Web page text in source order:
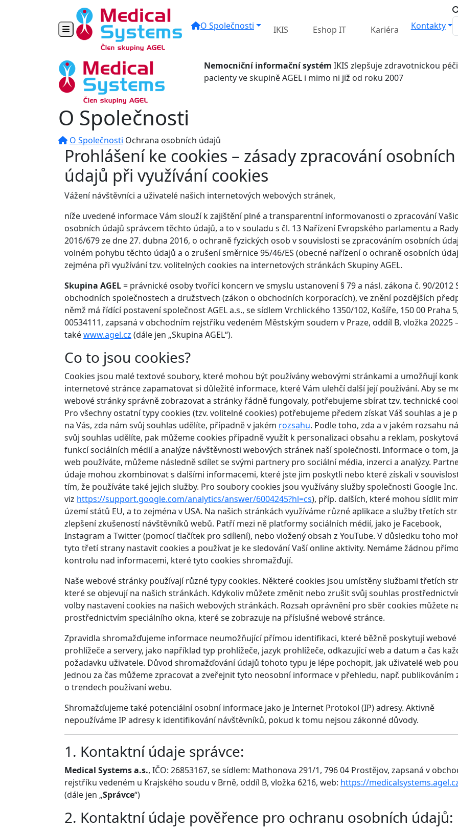
Toggle navigation O Společnosti IKIS Eshop IT Kariéra
Kontakty
Nemocniční informační systém IKIS zlepšuje zdravotnickou
pacienty ve skupině AGEL i mimo ni již od roku 2007
O Společnosti
O Společnosti Ochrana osobních údajů
Prohlášení ke cookies – zásady zpracování osobních
údajů při využívání cookies
Vážení návštěvníci a uživatelé našich internetových webových stránek,
níže uvedené informace Vám slouží k zajištění plné a transparentní informovanosti o zpracování
osobních údajů správcem těchto údajů, a to v souladu s čl. 13 Nařízení Evropského parlamentu a
2016/679 ze dne 27. dubna 2016, o ochraně fyzických osob v souvislosti se zpracováním osobních
volném pohybu těchto údajů a o zrušení směrnice 95/46/ES (obecné nařízení o ochraně osobních
zejména při využívání tzv. volitelných cookies na internetových stránkách Skupiny AGEL.
Skupina AGEL= právnické osoby tvořící koncern ve smyslu ustanovení § 79 a násl. zákona č. 90/2012
obchodních společnostech a družstvech (zákon o obchodních korporacích), ve znění pozdějších
němž má řídící postavení společnost AGEL a.s., se sídlem Vrchlického 1350/102, Košíře, 150 00 Praha
00534111, zapsaná v obchodním rejstříku vedeném Městským soudem v Praze, oddíl B, vložka 20225
takéwww.agel.cz (dále jen „Skupina AGEL“).
Co to jsou cookies?
Cookies jsou malé textové soubory, které mohou být používány webovými stránkami a umožňují
internetové stránce zapamatovat si důležité informace, které Vám ulehčí další její používání. Aby se
webové stránky správně zobrazovat a stránky řádně fungovaly, potřebujeme sbírat tzv. technické
Pro všechny ostatní typy cookies (tzv. volitelné cookies) potřebujeme předem získat Váš souhlas a je
na Vás, zda nám svůj souhlas udělíte, případně v jakém rozsahu. Podle toho, zda a v jakém rozsahu
svůj souhlas udělíte, pak můžeme cookies případně využít k personalizaci obsahu a reklam,
funkcí sociálních médií a analýze návštěvnosti webových stránek naší společnosti. Informace o tom,
web používáte, můžeme následně sdílet se svými partnery pro sociální média, inzerci a analýzy.
údaje mohou zkombinovat s dalšími informacemi, které jste jim poskytli nebo které získali v
tím, že používáte také jejich služby. Pro soubory cookies jsou využívány služby společnosti Google
viz https://support.google.com/analytics/answer/6004245?hl=cs), příp. dalších, které mohou sídlit
území států EU, a to zejména v USA. Na našich stránkách využíváme různé aplikace a služby třetích
zlepšení zkušeností návštěvníků webů. Patří mezi ně platformy sociálních médií, jako je Facebook,
Instagram a Twitter (pomocí tlačítek pro sdílení), nebo vložený obsah z YouTube. V důsledku toho
tyto třetí strany nastavit cookies a používat je ke sledování Vaší online aktivity. Nemáme žádnou
kontrolu nad informacemi, které tyto cookies shromažďují.
Naše webové stránky používají různé typy cookies. Některé cookies jsou umístěny službami třetích
které se objevují na našich stránkách. Kdykoliv můžete změnit nebo zrušit svůj souhlas
volby nastavení cookies na našich webových stránkách. Rozsah oprávnění pro sběr cookies můžete
prostřednictvím speciálního okna, které se zobrazuje na příslušné webové stránce.
Zpravidla shromažďujeme informace neumožňující přímou identifikaci, které běžně poskytují webové
prohlížeče a servery, jako například typ prohlížeče, jazyk prohlížeče, odkazující web a datum a čas
požadavku uživatele. Důvod shromažďování údajů tohoto typu je lépe pochopit, jak uživatelé web
Jednou za čas můžeme zpracovat a zveřejnit tyto neosobní informace v přehledu, např. publikováním
o trendech používaní webu.
Shromažďujeme také potenciální osobní informace jako je Internet Protokol (IP) adresy. Aktivně
nepoužíváme IP adresy k identifikování návštěvníků, pokud k tomu nejsou zákonné důvody.
1. Kontaktní údaje správce:
Medical Systems a.s., IČO: 26853167, se sídlem: Mathonova 291/1, 796 04 Prostějov, zapsaná v
rejstříku vedeném u Krajského soudu v Brně, oddíl B, vložka 6216, web: https://
(dále jen „Správce“)
2. Kontaktní údaje pověřence pro ochranu osobních údajů: